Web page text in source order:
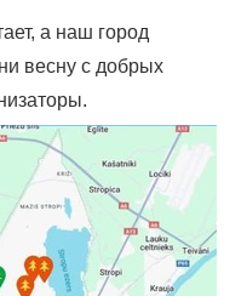
а наш город
весну с добрых